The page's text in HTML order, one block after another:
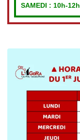
SAMEDI : 10h-12h